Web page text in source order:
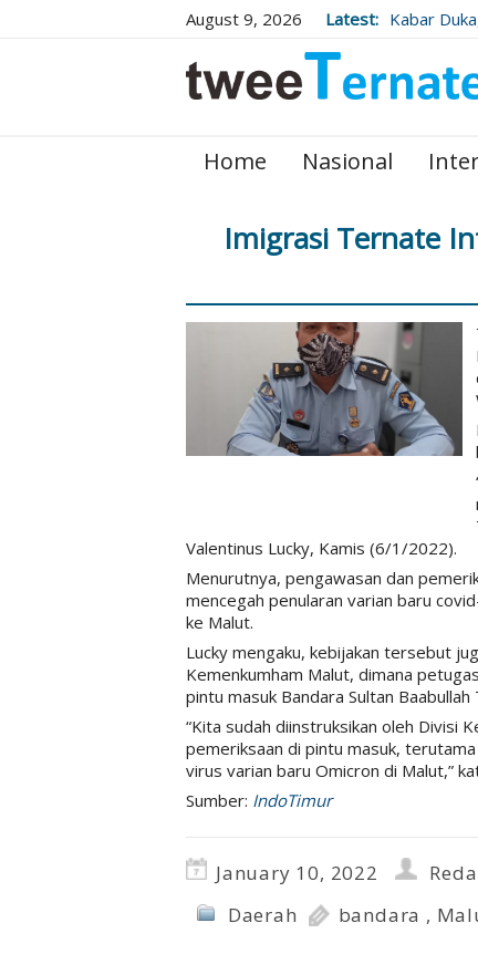
August 9, 2026 Latest: Kabar
Home Nasional
Imigrasi Ternate
Valentinus Lucky, Kamis (6/1/2022).
Menurutnya, pengawasan dan
mencegah penularan varian baru
ke Malut.
Lucky mengaku, kebijakan tersebut
Kemenkumham Malut, dimana
pintu masuk Bandara Sultan Baabullah
“Kita sudah diinstruksikan oleh Divisi
pemeriksaan di pintu masuk,
virus varian baru Omicron di Malut,”
Sumber: IndoTimur
January 10, 2022
Daerah
bandara ,